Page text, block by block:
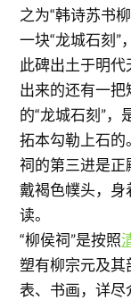
之为“韩诗苏书
一块“龙城石刻”
此碑出土于明
出来的还有一把
的“龙城石刻”
拓本勾勒上石的。
祠的第三进是
戴褐色幞头，
读。
“柳侯祠”是按照
塑有柳宗元及其
表、书画，详